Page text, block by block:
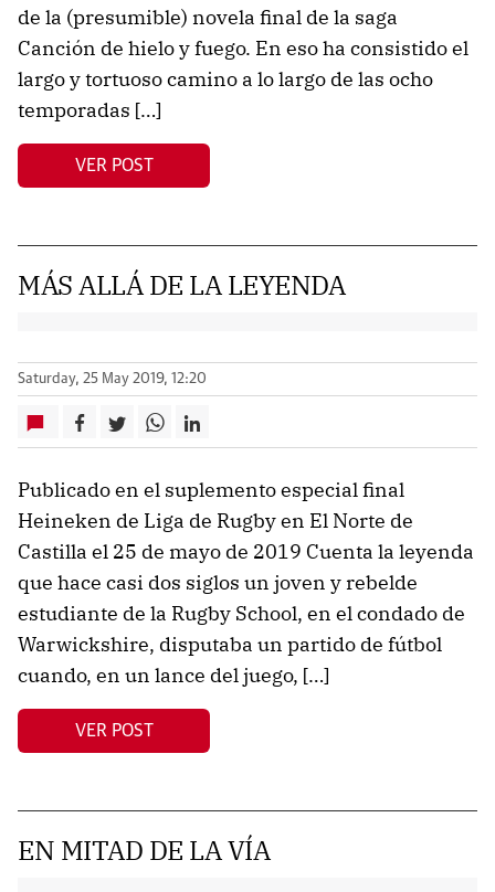
de la (presumible) novela final de la saga
Canción de hielo y fuego. En eso ha consistido el
largo y tortuoso camino a lo largo de las ocho
temporadas […]
VER POST
MÁS ALLÁ DE LA LEYENDA
Saturday, 25 May 2019, 12:20
Publicado en el suplemento especial final
Heineken de Liga de Rugby en El Norte de
Castilla el 25 de mayo de 2019 Cuenta la leyenda
que hace casi dos siglos un joven y rebelde
estudiante de la Rugby School, en el condado de
Warwickshire, disputaba un partido de fútbol
cuando, en un lance del juego, […]
VER POST
EN MITAD DE LA VÍA